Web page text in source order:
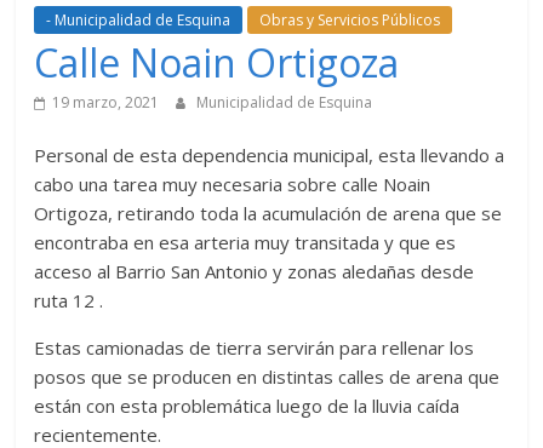
- Municipalidad de Esquina Obras y Servicios Públicos
Calle Noain Ortigoza
19 marzo, 2021 Municipalidad de Esquina
Personal de esta dependencia municipal, esta llevando a
cabo una tarea muy necesaria sobre calle Noain
Ortigoza, retirando toda la acumulación de arena que se
encontraba en esa arteria muy transitada y que es
acceso al Barrio San Antonio y zonas aledañas desde
ruta 12 .
Estas camionadas de tierra servirán para rellenar los
posos que se producen en distintas calles de arena que
están con esta problemática luego de la lluvia caída
recientemente.